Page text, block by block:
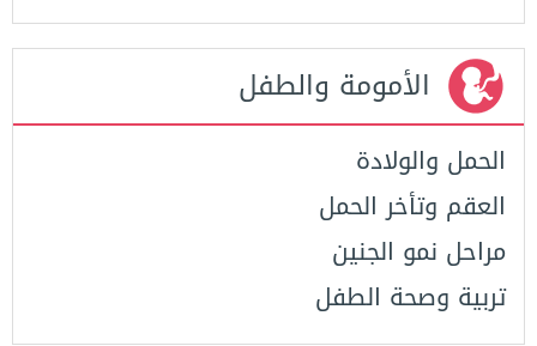
الأمومة والطفل
الحمل والولادة
العقم وتأخر الحمل
مراحل نمو الجنين
تربية وصحة الطفل